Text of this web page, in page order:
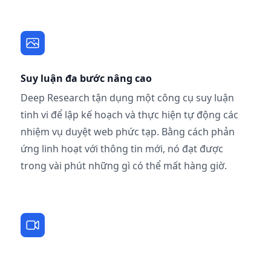
Suy luận đa bước nâng cao
Deep Research tận dụng một công cụ suy luận
tinh vi để lập kế hoạch và thực hiện tự động các
nhiệm vụ duyệt web phức tạp. Bằng cách phản
ứng linh hoạt với thông tin mới, nó đạt được
trong vài phút những gì có thể mất hàng giờ.